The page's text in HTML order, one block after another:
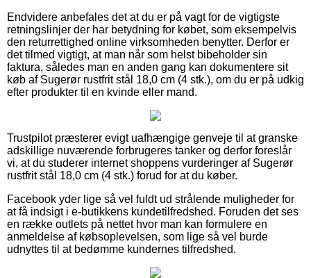
Endvidere anbefales det at du er på vagt for de vigtigste
retningslinjer der har betydning for købet, som eksempelvis
den returrettighed online virksomheden benytter. Derfor er
det tilmed vigtigt, at man når som helst bibeholder sin
faktura, således man en anden gang kan dokumentere sit
køb af Sugerør rustfrit stål 18,0 cm (4 stk.), om du er på udkig
efter produkter til en kvinde eller mand.
Trustpilot præsterer evigt uafhængige genveje til at granske
adskillige nuværende forbrugeres tanker og derfor foreslår
vi, at du studerer internet shoppens vurderinger af Sugerør
rustfrit stål 18,0 cm (4 stk.) forud for at du køber.
Facebook yder lige så vel fuldt ud strålende muligheder for
at få indsigt i e-butikkens kundetilfredshed. Foruden det ses
en række outlets på nettet hvor man kan formulere en
anmeldelse af købsoplevelsen, som lige så vel burde
udnyttes til at bedømme kundernes tilfredshed.